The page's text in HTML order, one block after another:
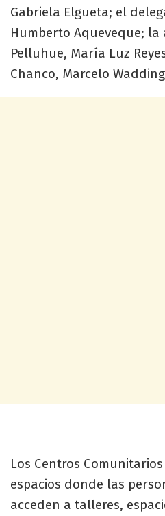
Gabriela Elgueta; el
Humberto Aqueveque; la
Pelluhue, María Luz
Chanco, Marcelo
Los Centros
espacios donde las
acceden a talleres,